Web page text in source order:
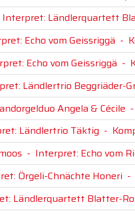
Interpret: Ländlerquartett
Echo vom Geissriggä -
Echo vom Geissriggä -
Ländlertrio Beggriäder-
Angela & Cécile -
Ländlertrio Täktig -
- Interpret: Echo vom
Örgeli-Chnächte Honeri -
Ländlerquartett Blatter-